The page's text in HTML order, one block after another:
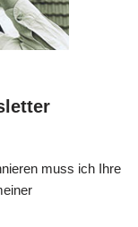
muss ich Ihre